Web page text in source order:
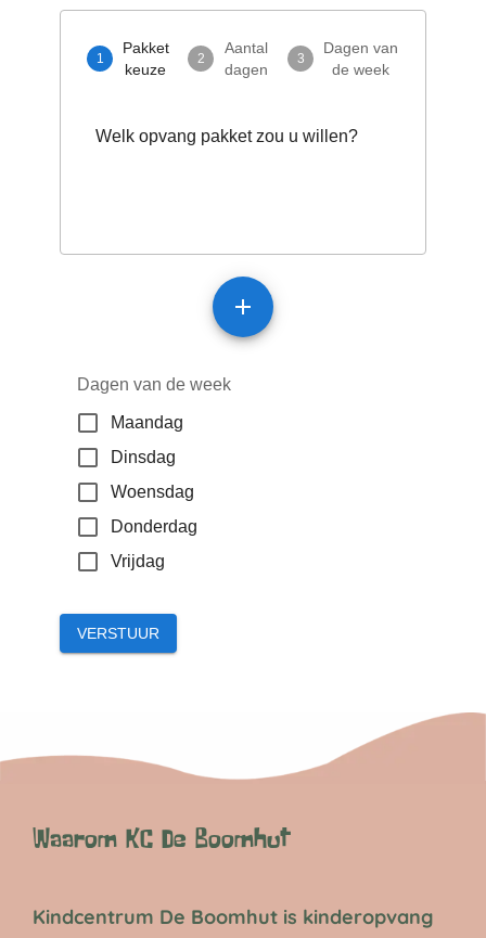
Waarom KC De Boomhut
Kindcentrum De Boomhut is kinderopvang